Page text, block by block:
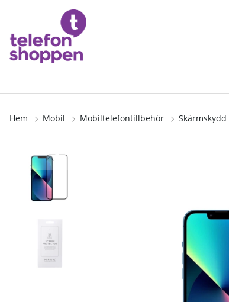
Hem Mobil Mobiltelefontillbehör Skärmskydd
Produktbilder